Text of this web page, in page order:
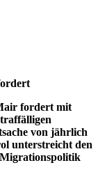
fordert mit
von jährlich
unterstreicht den
Migrationspolitik